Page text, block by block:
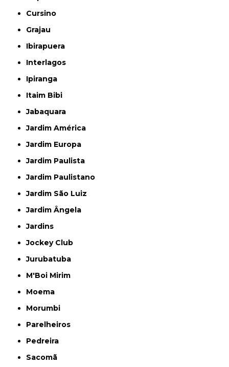
Cursino
Grajau
Ibirapuera
Interlagos
Ipiranga
Itaim Bibi
Jabaquara
Jardim América
Jardim Europa
Jardim Paulista
Jardim Paulistano
Jardim São Luiz
Jardim Ângela
Jardins
Jockey Club
Jurubatuba
M'Boi Mirim
Moema
Morumbi
Parelheiros
Pedreira
Sacomã